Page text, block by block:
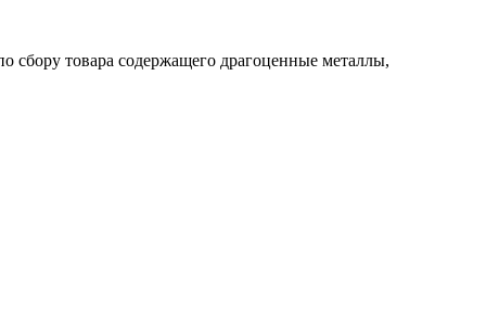
сбору товара содержащего драгоценные металлы,